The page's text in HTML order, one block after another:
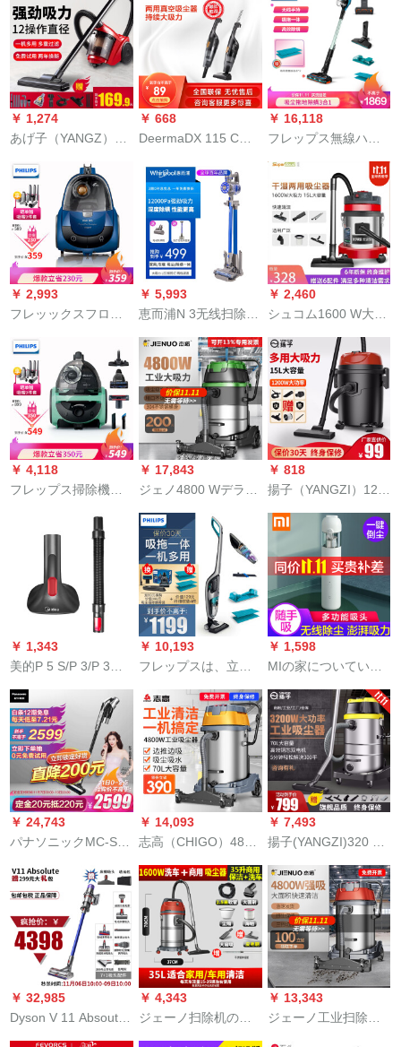
装飾洗車専門店用筒
式商用ホテカーペト
ル洗車場車車用美縫
強力掃除機35 Lフル
セット
机车载无线除ダニ扫
除机アクセルF 8
Procol lash howait
ニ？
￥ 1,274
あげ子（YANGZ）掃
力携帯帯強力吸成器
ミニ静音カーぺット
ル除ダニ掃除機【豪
華おめ】掃除機＋吸
頭＋ダニ除去ブシ＋9
点セト
￥ 668
DeermaDX 115 C家
ミニ携帯型小型掃除
機ペジット家庭に適
用されます。
￥ 16,118
フレップス無線ハー
電式吸引一体掃除機
FC 6801シリズ
￥ 2,993
フレッックスフロア
ワ吸引力多种吸口无
尘袋クレッシェンド
￥ 5,993
恵而浦N 3无线扫除机
ニ大出力家庭用収纳
清扫机N 3基モデル
+电气ダニ除去ブシ
+架台
￥ 2,460
シュコム1600 W大出
パワフルドレム式オ
ーフ用カープペート
掃除機美縫内装乾燥
両用吸程器洗車店用
専門モデル赤-6付属
品-(2.5 mホス)
￥ 4,118
フレップス掃除機の
多種類の吸口無塵袋
掃除機FC 5833/81ソ
ファ/ベットが適用さ
れます。
￥ 17,843
ジェノ4800 Wデラ
イ・ウェルレット両
用工场工厂の大出
力、强力工事现场の
内装吸引尘ホテルの
大吸力桶式扫除机吸
水机JN 803 S-70 Lジ
ップド版
￥ 818
揚子（YANGZI）120
W掃除機家庭用商用
小型パワ・ドライ・
ウェット3用大吸力バ
ケツ式カーペ・スペ
ート内に洗車用YZ-
202 L射出成形版
￥ 1,343
美的P 5 S/P 3/P 3
ラッグ
￥ 10,193
フレップスは、立式
て、家庭用掃除機ウ
ェルレット一体機の
充電式コードドレス
掃除機を持って、ア
タップメントドレー
ルFC 6408/81を吸入
します。
￥ 1,598
MIの家についていま
持って、車載車用カ
ートを持っていま
す。大電力です。ワ
イヤベルト小型掃除
機を持っています。
￥ 24,743
パナソニックMC-SD
家庭用除ダニ計の大
吸引力ワイヤレース
ハーンディ掃除機の
溶岩灰を吸引しま
す。
￥ 14,093
志高（CHIGO）4800
出力大吸力工場作業
場ホーテ大規模乾湿
両用強力掃除機家庭
用電気器具ZG-X 601
S-70-3アープロド版
￥ 7,493
揚子(YANGZI)320 W
両用の大電力大規模
な桶式商用大吸力ホ
ーテ工場の粉じん工
業用掃除機【オリジ
ナル標準装備】をプ
レゼーゼします。キ
ャリア保険
￥ 32,985
Dyson V 11 Absoute
無線掃除機スマイト
￥ 4,343
ジェーノ扫除机の家
庭用内装美缝ハス清
￥ 13,343
ジェーノ工业扫除机